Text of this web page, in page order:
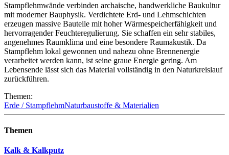
Stampflehmwände verbinden archaische, handwerkliche Baukultur
mit moderner Bauphysik. Verdichtete Erd- und Lehmschichten
erzeugen massive Bauteile mit hoher Wärmespeicherfähigkeit und
hervorragender Feuchteregulierung. Sie schaffen ein sehr stabiles,
angenehmes Raumklima und eine besondere Raumakustik. Da
Stampflehm lokal gewonnen und nahezu ohne Brennenergie
verarbeitet werden kann, ist seine graue Energie gering. Am
Lebensende lässt sich das Material vollständig in den Naturkreislauf
zurückführen.
Themen:
Erde / StampflehmNaturbaustoffe & Materialien
Themen
Kalk & Kalkputz